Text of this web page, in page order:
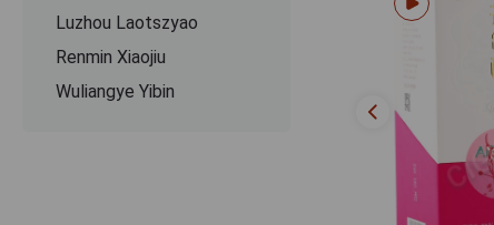
Luzhou Laotszyao
Renmin Xiaojiu
Wuliangye Yibin